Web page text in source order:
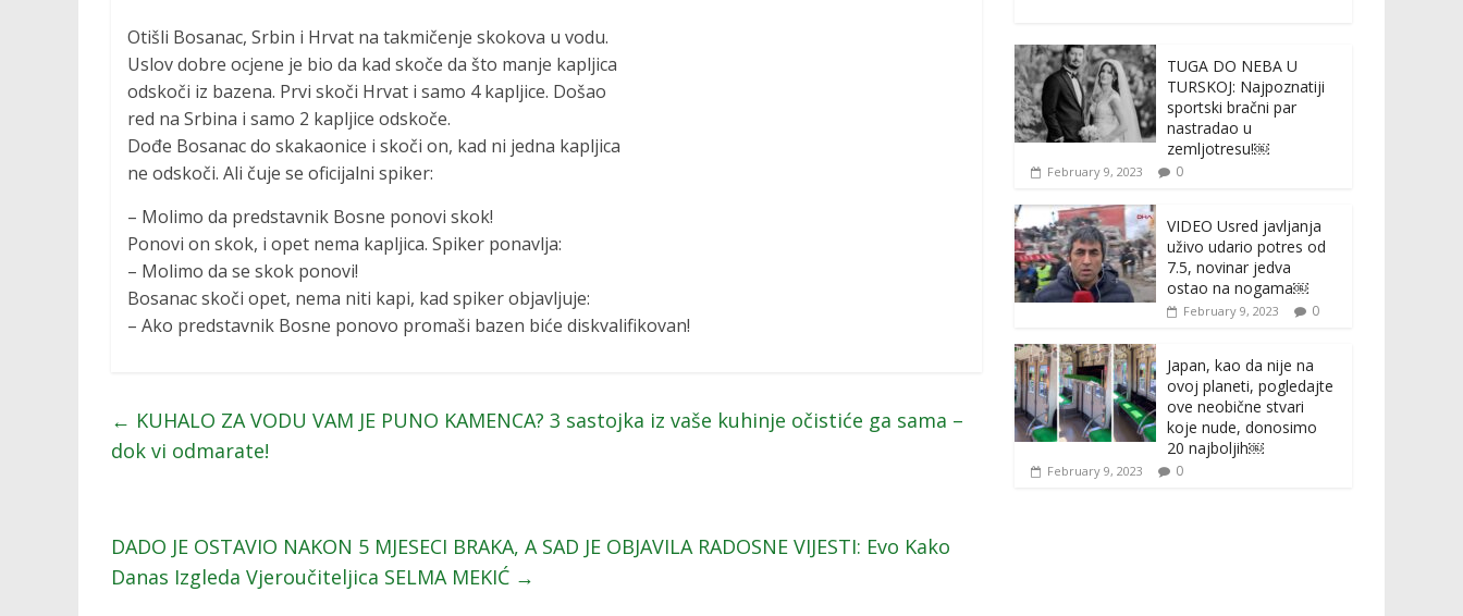
Otišli Bosanac, Srbin i Hrvat na takmičenje skokova u vodu.
Uslov dobre ocjene je bio da kad skoče da što manje kapljica
odskoči iz bazena. Prvi skoči Hrvat i samo 4 kapljice. Došao
red na Srbina i samo 2 kapljice odskoče.
Dođe Bosanac do skakaonice i skoči on, kad ni jedna kapljica
ne odskoči. Ali čuje se oficijalni spiker:
– Molimo da predstavnik Bosne ponovi skok!
Ponovi on skok, i opet nema kapljica. Spiker ponavlja:
– Molimo da se skok ponovi!
Bosanac skoči opet, nema niti kapi, kad spiker objavljuje:
– Ako predstavnik Bosne ponovo promaši bazen biće diskvalifikovan!
← KUHALO ZA VODU VAM JE PUNO KAMENCA? 3 sastojka iz vaše kuhinje očistiće ga sama –
dok vi odmarate!
DADO JE OSTAVIO NAKON 5 MJESECI BRAKA, A SAD JE OBJAVILA RADOSNE VIJESTI: Evo Kako
Danas Izgleda Vjeroučiteljica SELMA MEKIĆ →
TUGA DO NEBA U
TURSKOJ: Najpoznatiji
sportski bračni par
nastradao u
zemljotresu!￼
February 9, 2023 0
VIDEO Usred javljanja
uživo udario potres od
7.5, novinar jedva
ostao na nogama￼
February 9, 2023 0
Japan, kao da nije na
ovoj planeti, pogledajte
ove neobične stvari
koje nude, donosimo
20 najboljih￼
February 9, 2023 0